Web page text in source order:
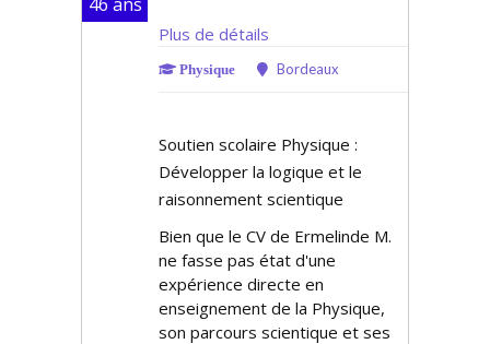
Plus de détails
Physique Bordeaux
Soutien scolaire Physique :
Développer la logique et le
raisonnement scientifique
Bien que le CV de Ermelinde M.
ne fasse pas état d'une
expérience directe en
enseignement de la Physique,
son parcours scientifique et ses